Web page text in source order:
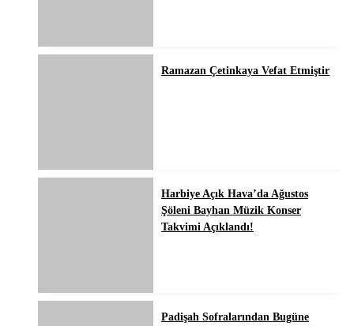
Ramazan Çetinkaya Vefat Etmiştir
Harbiye Açık Hava’da Ağustos
Şöleni Bayhan Müzik Konser
Takvimi Açıklandı!
Padişah Sofralarından Bugüne